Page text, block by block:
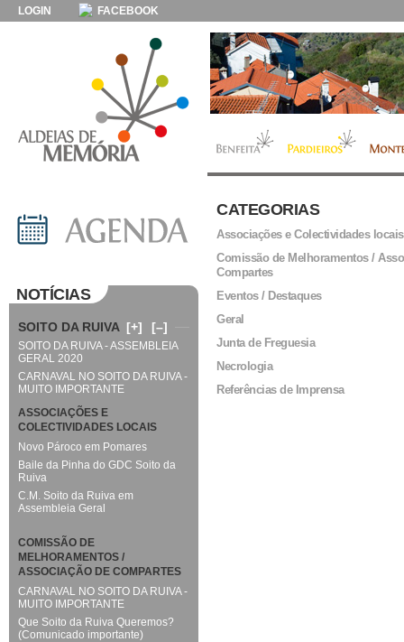
LOGIN FACEBOOK
CATEGORIAS
Associações e Colectividades locais
Comissão de Melhoramentos /
Compartes
Eventos / Destaques
Geral
Junta de Freguesia
Necrologia
Referências de Imprensa
NOTÍCIAS
SOITO DA RUIVA [+] [–]
SOITO DA RUIVA - ASSEMBLEIA
GERAL 2020
CARNAVAL NO SOITO DA RUIVA -
MUITO IMPORTANTE
ASSOCIAÇÕES E
COLECTIVIDADES LOCAIS
Novo Pároco em Pomares
Baile da Pinha do GDC Soito da
Ruiva
C.M. Soito da Ruiva em
Assembleia Geral
COMISSÃO DE
MELHORAMENTOS /
ASSOCIAÇÃO DE COMPARTES
CARNAVAL NO SOITO DA RUIVA -
MUITO IMPORTANTE
Que Soito da Ruiva Queremos?
(Comunicado importante)